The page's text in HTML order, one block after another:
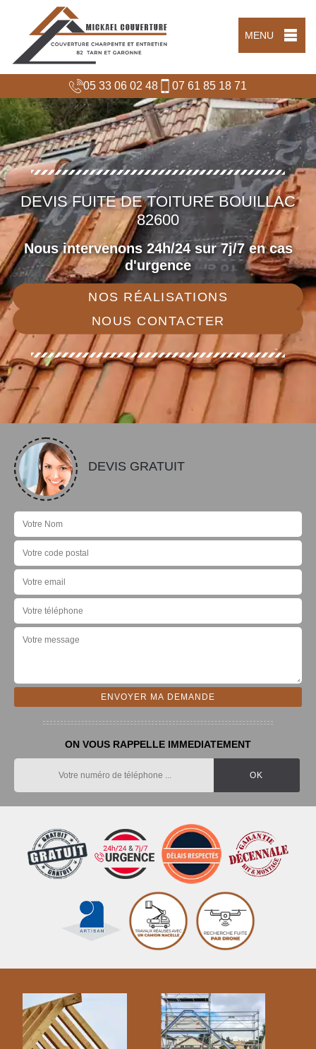
MENU
05 33 06 02 48 07 61 85 18 71
DEVIS FUITE DE TOITURE BOUILLAC
82600
Nous intervenons 24h/24 sur 7j/7 en cas
d'urgence
NOS RÉALISATIONS
NOUS CONTACTER
DEVIS GRATUIT
ON VOUS RAPPELLE IMMEDIATEMENT